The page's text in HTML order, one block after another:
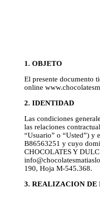
1. OBJETO
El presente documento
online
2. IDENTIDAD
Las condiciones
las relaciones
“Usuario” o “Usted”) y
B86563251 y cuyo
CHOCOLATES Y
190, Hoja M-545.368.
3. REALIZACION DE